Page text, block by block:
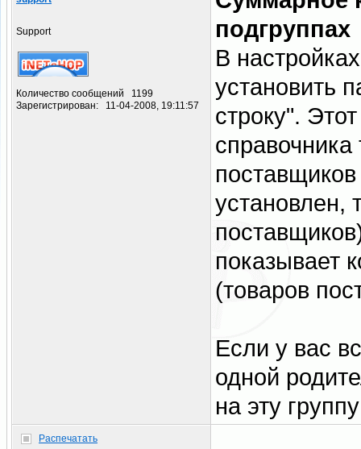
Support
Количество сообщений 1199
Зарегистрирован: 11-04-2008, 19:11:57
подгруппах
В
установить
строку".
справочника
установлен,
показывает
(товаров
Если у вас
одной
на эту
Распечатать